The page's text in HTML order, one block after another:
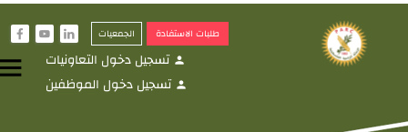
طلبات الاستفادة الجمعيات i
y
f
person تسجيل دخول التعاونيات
person تسجيل دخول الموظفين